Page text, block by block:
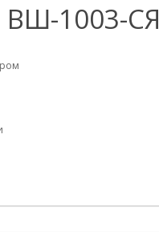
1003-СЯ